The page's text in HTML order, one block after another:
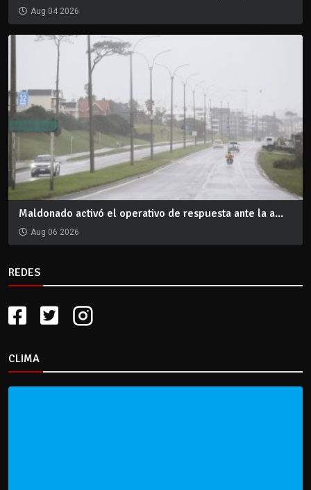
Aug 04 2026
Maldonado activó el operativo de respuesta ante la a...
Aug 06 2026
REDES
CLIMA